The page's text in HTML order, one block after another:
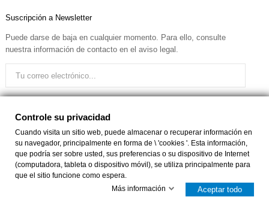
Suscripción a Newsletter
Puede darse de baja en cualquier momento. Para ello, consulte
nuestra información de contacto en el aviso legal.
FacebookInstagram
Controle su privacidad
Cuando visita un sitio web, puede almacenar o recuperar información en
su navegador, principalmente en forma de \ 'cookies '. Esta información,
que podría ser sobre usted, sus preferencias o su dispositivo de Internet
(computadora, tableta o dispositivo móvil), se utiliza principalmente para
que el sitio funcione como espera.
Más información
Aceptar todo